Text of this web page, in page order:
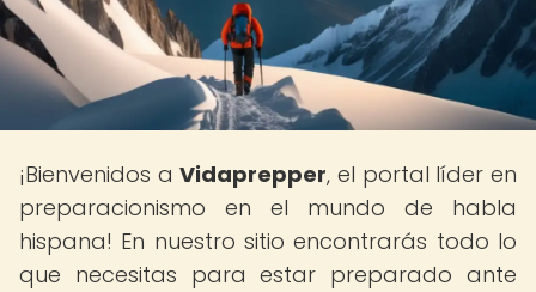
¡Bienvenidos aVidaprepper, el portal líder en
preparacionismo en el mundo de habla
hispana! En nuestro sitio encontrarás todo lo
que necesitas para estar preparado ante